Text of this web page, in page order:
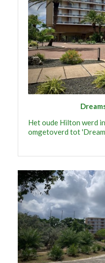
Het oude Hilton werd
omgetoverd tot